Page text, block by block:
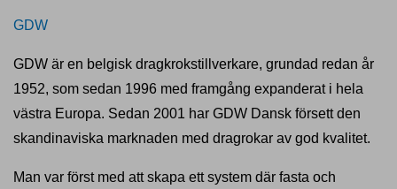
GDW
GDW är en belgisk dragkrokstillverkare, grundad redan år
1952, som sedan 1996 med framgång expanderat i hela
västra Europa. Sedan 2001 har GDW Dansk försett den
skandinaviska marknaden med dragrokar av god kvalitet.
Man var först med att skapa ett system där fasta och